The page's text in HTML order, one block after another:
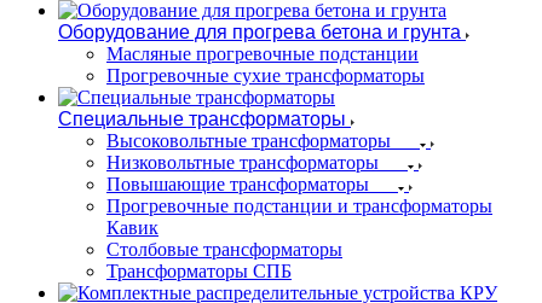
Оборудование для прогрева бетона и грунта
Масляные прогревочные подстанции
Прогревочные сухие трансформаторы
Специальные трансформаторы
Высоковольтные трансформаторы
Низковольтные трансформаторы
Повышающие трансформаторы
Прогревочные подстанции и трансформаторы
Кавик
Столбовые трансформаторы
Трансформаторы СПБ